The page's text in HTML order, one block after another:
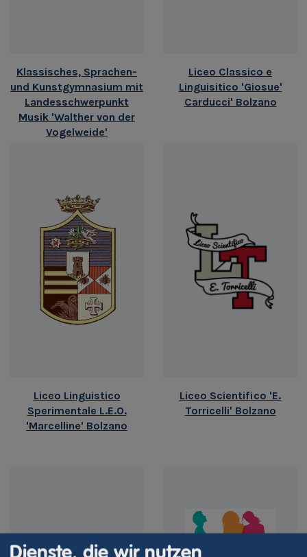
Klassisches, Sprachen-
und Kunstgymnasium mit
Landesschwerpunkt
Musik 'Walther von der
Vogelweide'
Liceo Classico e
Linguisitico 'Giosue'
Carducci' Bolzano
Liceo Linguistico
Sperimentale L.E.O.
'Marcelline' Bolzano
Liceo Scientifico 'E.
Torricelli' Bolzano